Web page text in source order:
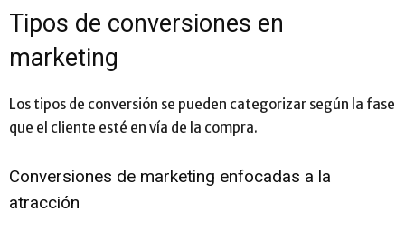
Tipos de conversiones en
marketing
Los tipos de conversión se pueden categorizar según la fase
que el cliente esté en vía de la compra.
Conversiones de marketing enfocadas a la
atracción